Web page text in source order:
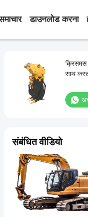
डाउनलोड करना
क्रिसमस
साथ
संबंधित वीडियो